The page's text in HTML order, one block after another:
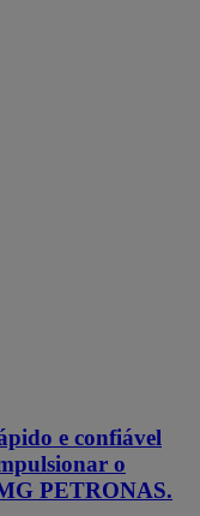
e confiável
o
PETRONAS.